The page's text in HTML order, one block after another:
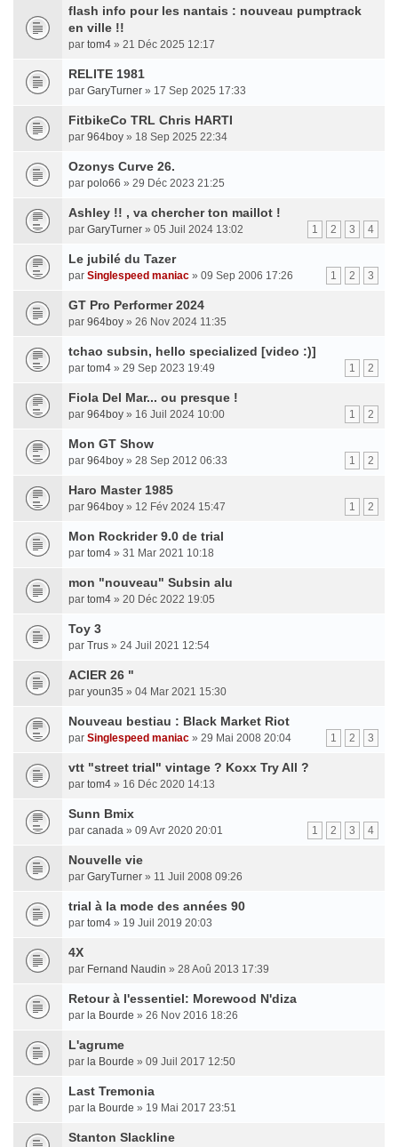
flash info pour les nantais : nouveau pumptrack
en ville !!
par tom4 » 21 Déc 2025 12:17
RELITE 1981
par GaryTurner » 17 Sep 2025 17:33
FitbikeCo TRL Chris HARTI
par 964boy » 18 Sep 2025 22:34
Ozonys Curve 26.
par polo66 » 29 Déc 2023 21:25
Ashley !! , va chercher ton maillot !
1 2 3 4
par GaryTurner » 05 Juil 2024 13:02
Le jubilé du Tazer
1 2 3
par Singlespeed maniac » 09 Sep 2006 17:26
GT Pro Performer 2024
par 964boy » 26 Nov 2024 11:35
tchao subsin, hello specialized [video :)]
1 2
par tom4 » 29 Sep 2023 19:49
Fiola Del Mar... ou presque !
1 2
par 964boy » 16 Juil 2024 10:00
Mon GT Show
1 2
par 964boy » 28 Sep 2012 06:33
Haro Master 1985
1 2
par 964boy » 12 Fév 2024 15:47
Mon Rockrider 9.0 de trial
par tom4 » 31 Mar 2021 10:18
mon "nouveau" Subsin alu
par tom4 » 20 Déc 2022 19:05
Toy 3
par Trus » 24 Juil 2021 12:54
ACIER 26 "
par youn35 » 04 Mar 2021 15:30
Nouveau bestiau : Black Market Riot
1 2 3
par Singlespeed maniac » 29 Mai 2008 20:04
vtt "street trial" vintage ? Koxx Try All ?
par tom4 » 16 Déc 2020 14:13
Sunn Bmix
1 2 3 4
par canada » 09 Avr 2020 20:01
Nouvelle vie
par GaryTurner » 11 Juil 2008 09:26
trial à la mode des années 90
par tom4 » 19 Juil 2019 20:03
4X
par Fernand Naudin » 28 Aoû 2013 17:39
Retour à l'essentiel: Morewood N'diza
par la Bourde » 26 Nov 2016 18:26
L'agrume
par la Bourde » 09 Juil 2017 12:50
Last Tremonia
par la Bourde » 19 Mai 2017 23:51
Stanton Slackline